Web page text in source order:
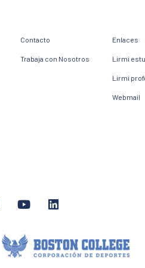
Contacto
Trabaja con Nosotros
Enlaces
Lirmi
Lirmi
Webmail